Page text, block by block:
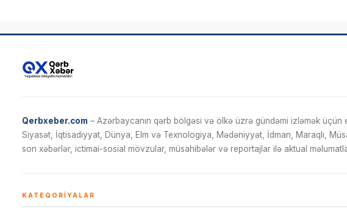
Qerbxeber.com – Azərbaycanın qərb bölgəsi və ölkə üzrə gündəmi izləmək üçün
Siyasət, İqtisadiyyat, Dünya, Elm və Texnologiya, Mədəniyyət, İdman, Maraqlı,
son xəbərlər, ictimai-sosial mövzular, müsahibələr və reportajlar ilə aktual
KATEQORIYALAR